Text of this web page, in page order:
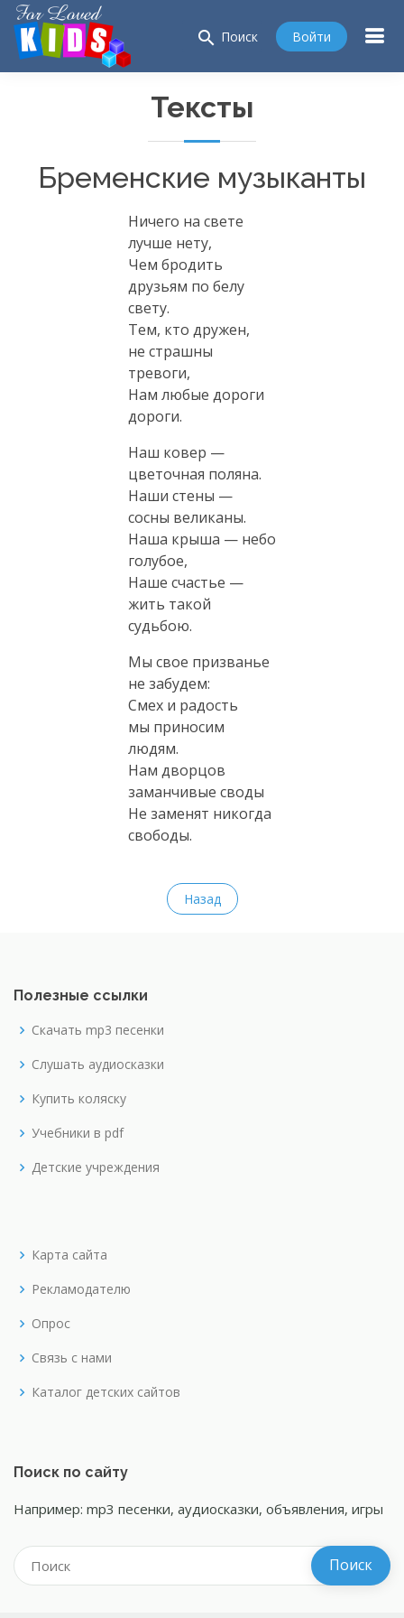
search Поиск Войти
Тексты
Бременские музыканты
Ничего на свете
лучше нету,
Чем бродить
друзьям по белу
свету.
Тем, кто дружен,
не страшны
тревоги,
Нам любые дороги
дороги.
Наш ковер —
цветочная поляна.
Наши стены —
сосны великаны.
Наша крыша — небо
голубое,
Наше счастье —
жить такой
судьбою.
Мы свое призванье
не забудем:
Смех и радость
мы приносим
людям.
Нам дворцов
заманчивые своды
Не заменят никогда
свободы.
Назад
Полезные ссылки
Скачать mp3 песенки
Слушать аудиосказки
Купить коляску
Учебники в pdf
Детские учреждения
Карта сайта
Рекламодателю
Опрос
Связь с нами
Каталог детских сайтов
Поиск по сайту
Например: mp3 песенки, аудиосказки, объявления, игры